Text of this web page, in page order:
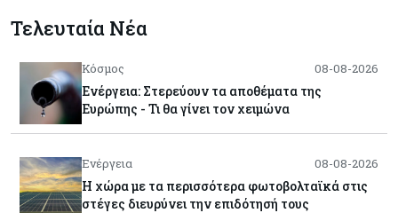
Τελευταία Νέα
Κόσμος 08-08-2026
Ενέργεια: Στερεύουν τα αποθέματα της
Ευρώπης - Τι θα γίνει τον χειμώνα
Ενέργεια 08-08-2026
Η χώρα με τα περισσότερα φωτοβολταϊκά στις
στέγες διευρύνει την επιδότησή τους